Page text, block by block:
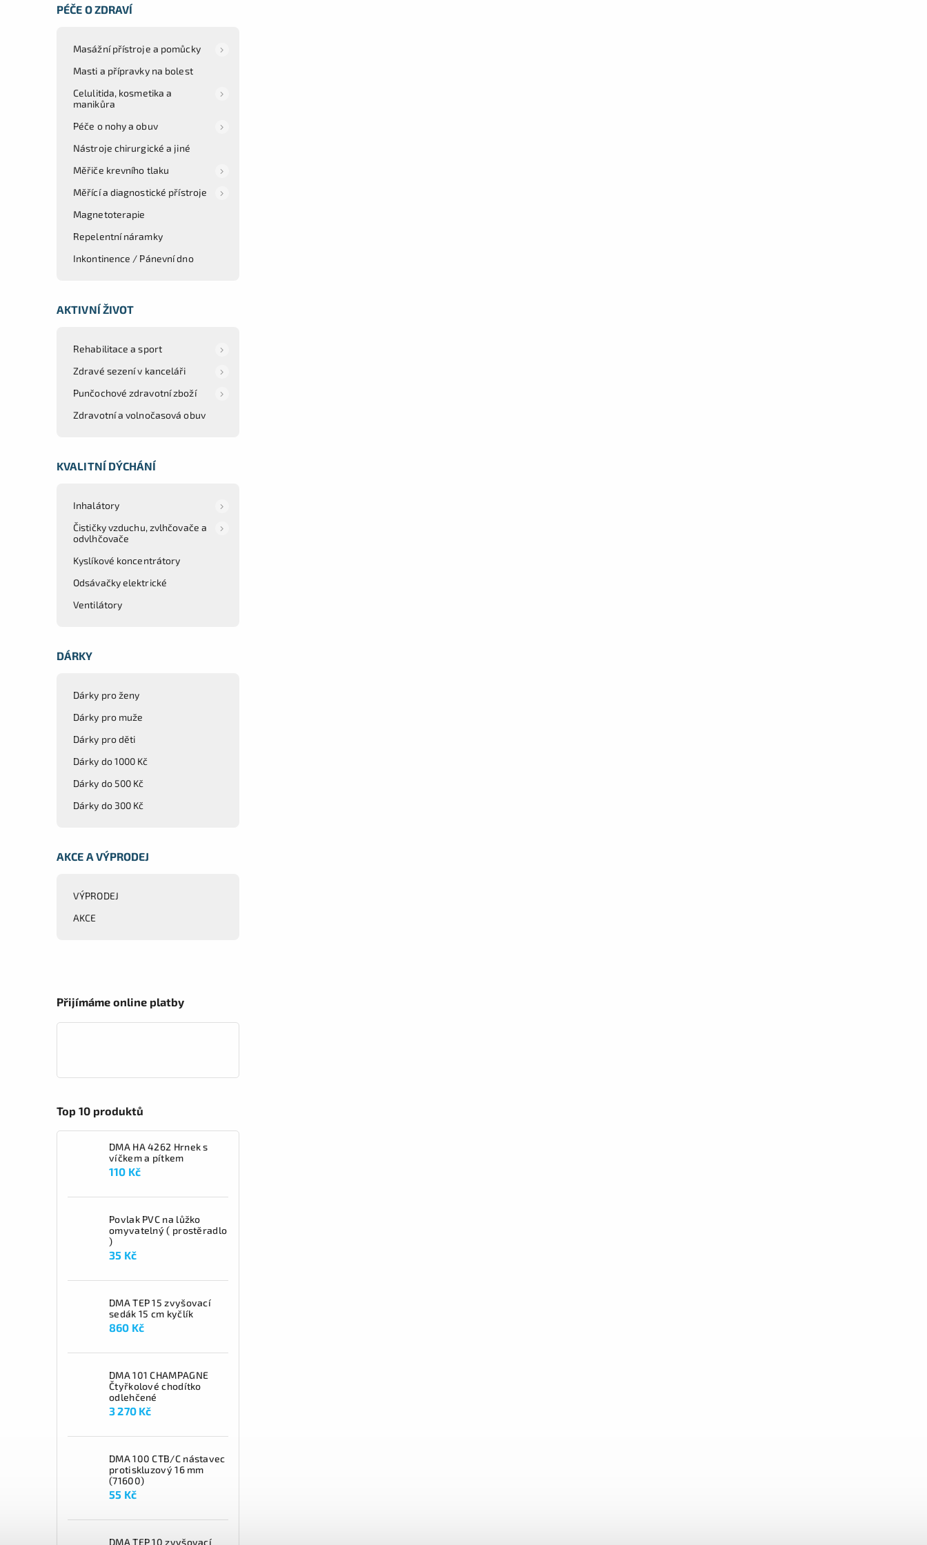
PÉČE O ZDRAVÍ
Masážní přístroje a pomůcky
Masti a přípravky na bolest
Celulitida, kosmetika a
manikůra
Péče o nohy a obuv
Nástroje chirurgické a jiné
Měřiče krevního tlaku
Měřící a diagnostické přístroje
Magnetoterapie
Repelentní náramky
Inkontinence / Pánevní dno
AKTIVNÍ ŽIVOT
Rehabilitace a sport
Zdravé sezení v kanceláři
Punčochové zdravotní zboží
Zdravotní a volnočasová obuv
KVALITNÍ DÝCHÁNÍ
Inhalátory
Čističky vzduchu, zvlhčovače a
odvlhčovače
Kyslíkové koncentrátory
Odsávačky elektrické
Ventilátory
DÁRKY
Dárky pro ženy
Dárky pro muže
Dárky pro děti
Dárky do 1000 Kč
Dárky do 500 Kč
Dárky do 300 Kč
AKCE A VÝPRODEJ
VÝPRODEJ
AKCE
Přijímáme online platby
Top 10 produktů
DMA HA 4262 Hrnek s
víčkem a pítkem
110 Kč
Povlak PVC na lůžko
omyvatelný ( prostěradlo
)
35 Kč
DMA TEP 15 zvyšovací
sedák 15 cm kyčlík
860 Kč
DMA 101 CHAMPAGNE
Čtyřkolové chodítko
odlehčené
3 270 Kč
DMA 100 CTB/C nástavec
protiskluzový 16 mm
(71600)
55 Kč
DMA TEP 10 zvyšovací